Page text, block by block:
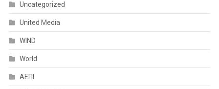
Uncategorized
United Media
WIND
World
ΑΕΠΙ